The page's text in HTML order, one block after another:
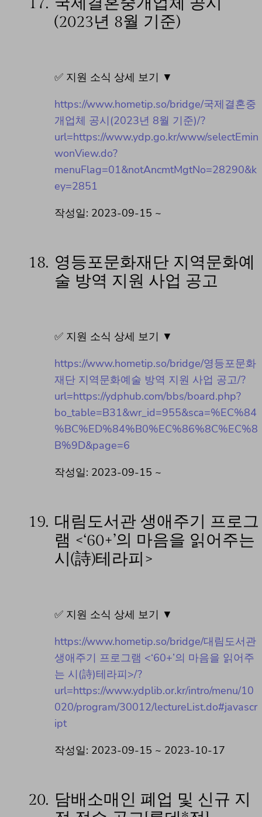
(2023년 8월 기준)
✅ 지원 소식 상세 보기 ▼
https://www.hometip.so/bridge/국제결혼중
개업체 공시(2023년 8월 기준)/?
url=https://www.ydp.go.kr/www/selectEmin
wonView.do?
menuFlag=01&notAncmtMgtNo=28290&k
ey=2851
작성일: 2023-09-15 ~
18. 영등포문화재단 지역문화예
술 방역 지원 사업 공고
✅ 지원 소식 상세 보기 ▼
https://www.hometip.so/bridge/영등포문화
재단 지역문화예술 방역 지원 사업 공고/?
url=https://ydphub.com/bbs/board.php?
bo_table=B31&wr_id=955&sca=%EC%84
%BC%ED%84%B0%EC%86%8C%EC%8
B%9D&page=6
작성일: 2023-09-15 ~
19. 대림도서관 생애주기 프로그
램 <‘60+’의 마음을 읽어주는
시(詩)테라피>
✅ 지원 소식 상세 보기 ▼
https://www.hometip.so/bridge/대림도서관
생애주기 프로그램 <‘60+’의 마음을 읽어주
는 시(詩)테라피>/?
url=https://www.ydplib.or.kr/intro/menu/10
020/program/30012/lectureList.do#javascr
ipt
작성일: 2023-09-15 ~ 2023-10-17
20. 담배소매인 폐업 및 신규 지